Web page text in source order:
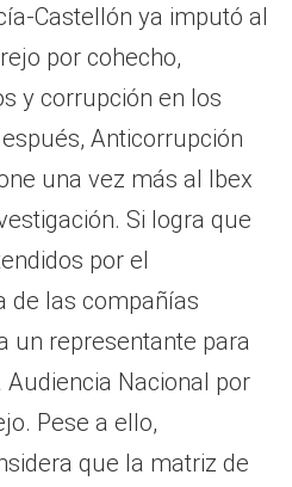
Castellón ya imputó al
por cohecho,
y corrupción en los
Anticorrupción
una vez más al Ibex
Si logra que
por el
de las compañías
un representante para
Nacional por
Pese a ello,
que la matriz de